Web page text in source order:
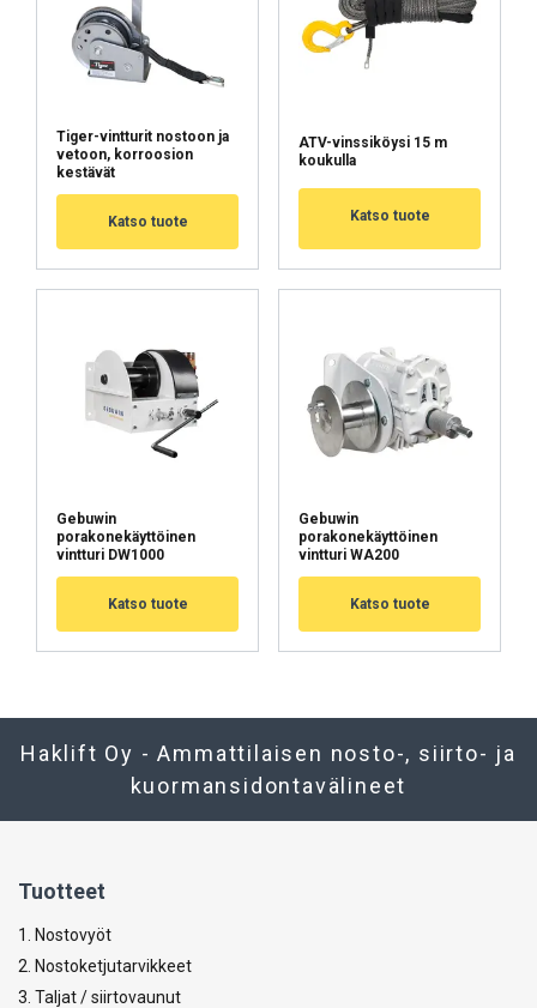
Tiger-vintturit nostoon ja
vetoon, korroosion
kestävät
Katso tuote
ATV-vinssiköysi 15 m
koukulla
Katso tuote
Gebuwin
porakonekäyttöinen
vintturi DW1000
Katso tuote
Gebuwin
porakonekäyttöinen
vintturi WA200
Katso tuote
Haklift Oy - Ammattilaisen nosto-, siirto- ja
kuormansidontavälineet
Tuotteet
1. Nostovyöt
2. Nostoketjutarvikkeet
3. Taljat / siirtovaunut
Luokittelemattomat
HYVÄKSY KAIKKI
NÄYTÄ TIEDOT